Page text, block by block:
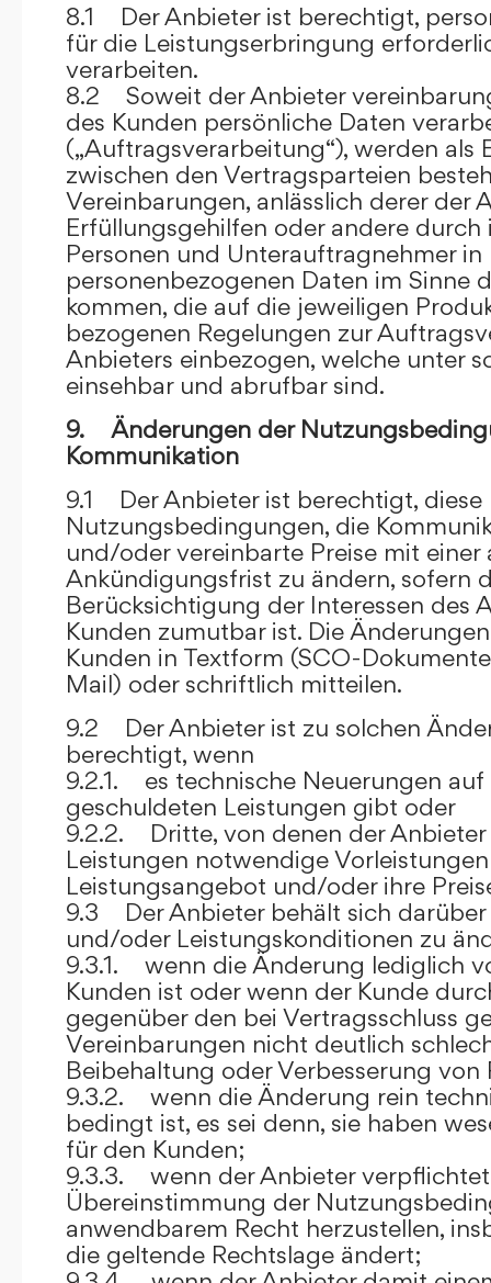
8.1 Der Anbieter ist berechtigt,
für die Leistungserbringung
verarbeiten.
8.2 Soweit der Anbieter
des Kunden persönliche Daten
(„Auftragsverarbeitung“), werden als
zwischen den Vertragsparteien
Vereinbarungen, anlässlich derer der
Erfüllungsgehilfen oder andere
Personen und Unterauftragnehmer
personenbezogenen Daten im Sinne
kommen, die auf die jeweiligen
bezogenen Regelungen zur
Anbieters einbezogen, welche unter
einsehbar und abrufbar sind.
9. Änderungen der
Kommunikation
9.1 Der Anbieter ist berechtigt, diese
Nutzungsbedingungen, die
und/oder vereinbarte Preise mit einer
Ankündigungsfrist zu ändern, sofern
Berücksichtigung der Interessen des
Kunden zumutbar ist. Die
Kunden in Textform (SCO-
Mail) oder schriftlich mitteilen.
9.2 Der Anbieter ist zu solchen
berechtigt, wenn
9.2.1. es technische Neuerungen
geschuldeten Leistungen gibt oder
9.2.2. Dritte, von denen der Anbieter
Leistungen notwendige
Leistungsangebot und/oder ihre
9.3 Der Anbieter behält sich darüber
und/oder Leistungskonditionen zu
9.3.1. wenn die Änderung lediglich
Kunden ist oder wenn der Kunde
gegenüber den bei Vertragsschluss
Vereinbarungen nicht deutlich
Beibehaltung oder Verbesserung
9.3.2. wenn die Änderung rein
bedingt ist, es sei denn, sie haben
für den Kunden;
9.3.3. wenn der Anbieter verpflichtet
Übereinstimmung der
anwendbarem Recht herzustellen,
die geltende Rechtslage ändert;